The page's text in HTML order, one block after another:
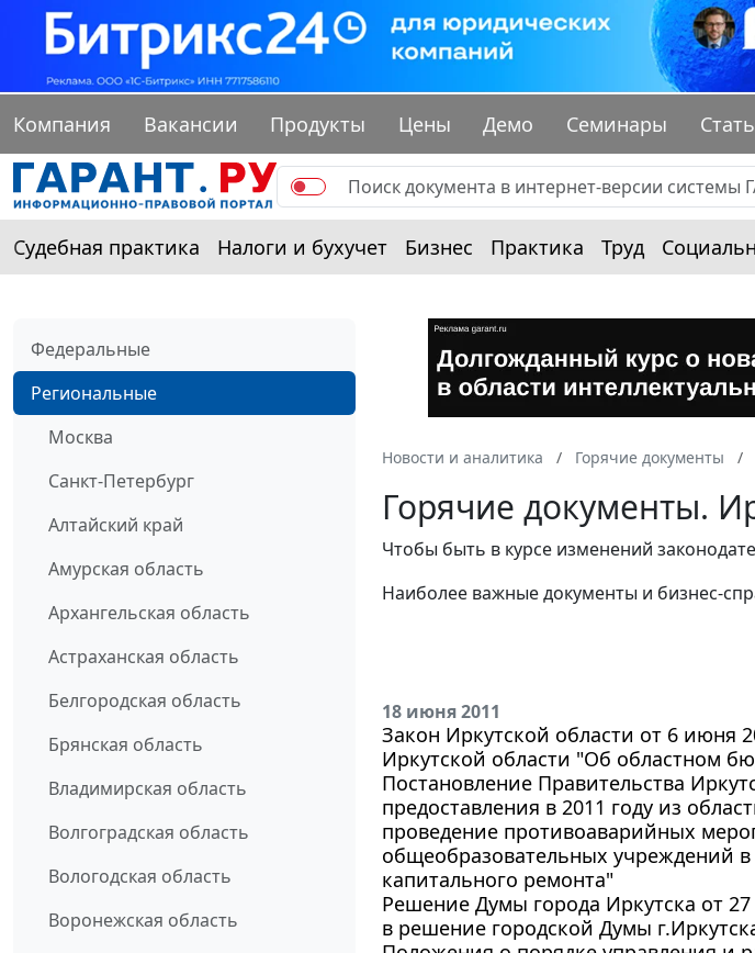
Компания Вакансии Продукты Цены Демо Семинары
Судебная практика Налоги и бухучет Бизнес Практика Труд
Федеральные
Региональные
Москва
Санкт-Петербург
Алтайский край
Амурская область
Архангельская область
Астраханская область
Белгородская область
Брянская область
Владимирская область
Волгоградская область
Вологодская область
Воронежская область
Новости и аналитика Горячие документы
Горячие документы.
Чтобы быть в курсе изменений
Наиболее важные документы и бизнес-
18 июня 2011
Закон Иркутской области от 6 июня
Иркутской области "Об областном
Постановление Правительства
предоставления в 2011 году из
проведение противоаварийных
общеобразовательных учреждений
капитального ремонта"
Решение Думы города Иркутска от
в решение городской Думы